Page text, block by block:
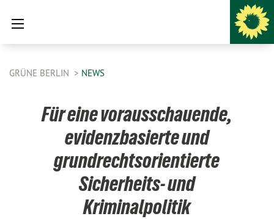
GRÜNE BERLIN NEWS
Für eine vorausschauende,
evidenzbasierte und
grundrechtsorientierte
Sicherheits- und
Kriminalpolitik